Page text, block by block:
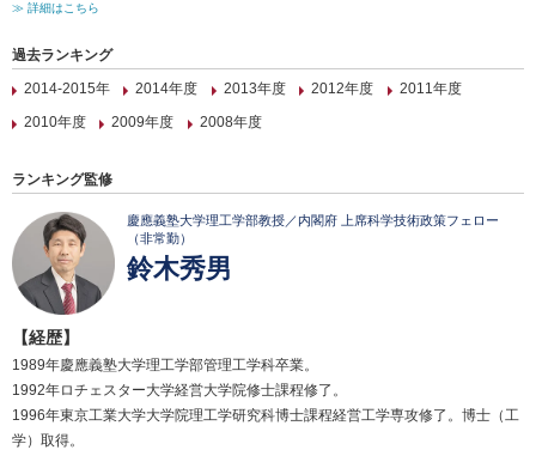
≫ 詳細はこちら
過去ランキング
2014-2015年
2014年度 2013年度 2012年度
2011年度
2010年度
2009年度 2008年度
ランキング監修
慶應義塾大学理工学部教授／内閣府 上席科学技術政策フェロー
（非常勤）
鈴木秀男
【経歴】
1989年慶應義塾大学理工学部管理工学科卒業。
1992年ロチェスター大学経営大学院修士課程修了。
1996年東京工業大学大学院理工学研究科博士課程経営工学専攻修了。博士（工
学）取得。